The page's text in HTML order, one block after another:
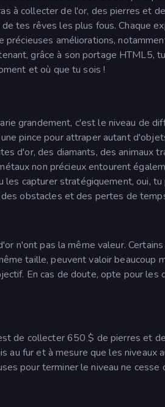
à collecter de l'or, des pierres et
tes rêves les plus fous. Chaque
améliorations,
grâce à son portage HTML5,
et où que tu sois !
grandement, c'est le niveau de
pince pour attraper autant
d'or, des diamants, des animaux
non précieux entourent
capturer stratégiquement, oui, tu
obstacles et des pertes de
n'ont pas la même valeur.
taille, peuvent valoir beaucoup
En cas de doute, opte pour les
de collecter 650 $ de pierres et
au fur et à mesure que les niveaux
pour terminer le niveau ne cesse